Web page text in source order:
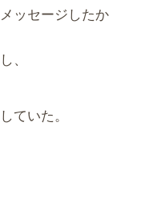
ッセージしたか
、
ていた。